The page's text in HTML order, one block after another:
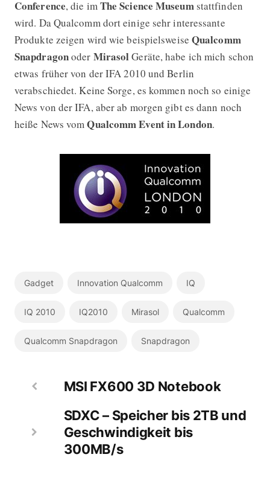
Conference, die im The Science Museum stattfinden
wird. Da Qualcomm dort einige sehr interessante
Produkte zeigen wird wie beispielsweise Qualcomm
Snapdragonoder MirasolGeräte, habe ich mich schon
etwas früher von der IFA 2010 und Berlin
verabschiedet. Keine Sorge, es kommen noch so einige
News von der IFA, aber ab morgen gibt es dann noch
heiße News vomQualcomm Event in London.
Gadget Innovation Qualcomm IQ
IQ 2010 IQ2010 Mirasol Qualcomm
Qualcomm Snapdragon Snapdragon
MSI FX600 3D Notebook
SDXC – Speicher bis 2TB und
Geschwindigkeit bis
300MB/s